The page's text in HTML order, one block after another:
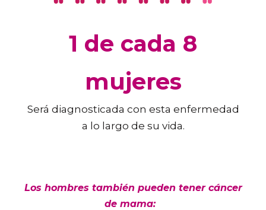
1 de cada 8
mujeres
Será diagnosticada con esta enfermedad
a lo largo de su vida.
Los hombres también pueden tener cáncer
de mama: